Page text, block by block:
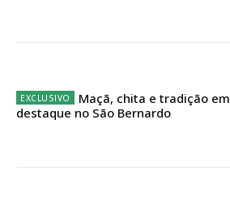
12 meses
Maçã, chita e tradição em
destaque no São Bernardo